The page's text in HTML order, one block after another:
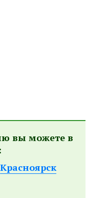
вы можете в
Красноярск